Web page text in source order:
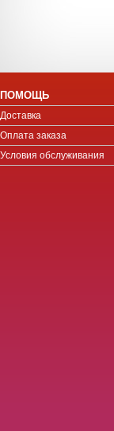
ПОМОЩЬ
Доставка
Оплата заказа
Условия обслуживания